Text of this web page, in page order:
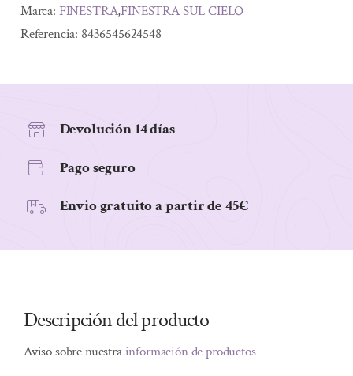
DE
ESPELTA
PIMIENTA
Marca: FINESTRA,FINESTRA SUL CIELO
Referencia: 8436545624548
Devolución 14 días
Pago seguro
Envio gratuito a partir de 45€
Descripción del producto
Aviso sobre nuestrainformación de productos